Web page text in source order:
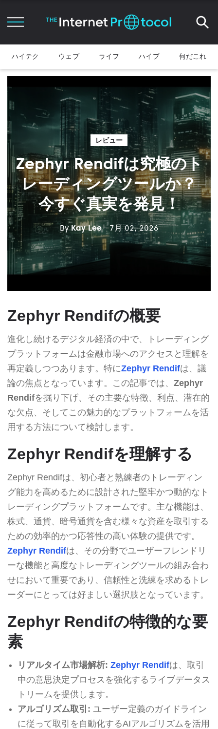
ハイテク ウェブ ライフ ハイプ 何だこれ
レビュー
Zephyr Rendifは究極のト
レーディングツールか？
今すぐ真実を発見！
ByKay Lee - 7月 02, 2026
Zephyr Rendifの概要
進化し続けるデジタル経済の中で、トレーディング
プラットフォームは金融市場へのアクセスと理解を
再定義しつつあります。特にZephyr Rendifは、議
論の焦点となっています。この記事では、 Zephyr
Rendifを掘り下げ、その主要な特徴、利点、潜在的
な欠点、そしてこの魅力的なプラットフォームを活
用する方法について検討します。
Zephyr Rendifを理解する
Zephyr Rendifは、初心者と熟練者のトレーディン
グ能力を高めるために設計された堅牢かつ動的なト
レーディングプラットフォームです。主な機能は、
株式、通貨、暗号通貨を含む様々な資産を取引する
ための効率的かつ応答性の高い体験の提供です。
Zephyr Rendifは、その分野でユーザーフレンドリ
ーな機能と高度なトレーディングツールの組み合わ
せにおいて重要であり、信頼性と洗練を求めるトレ
ーダーにとっては好ましい選択肢となっています。
Zephyr Rendifの特徴的な要
素
リアルタイム市場解析: Zephyr Rendifは、取引
中の意思決定プロセスを強化するライブデータス
トリームを提供します。
アルゴリズム取引: ユーザー定義のガイドライン
に従って取引を自動化するAIアルゴリズムを活用